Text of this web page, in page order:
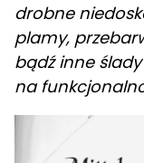
drobne
plamy,
bądź inne
na